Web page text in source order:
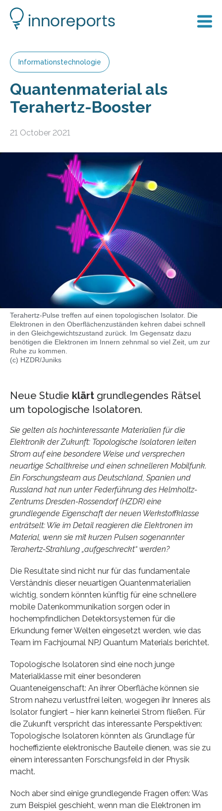
Informationstechnologie
Quantenmaterial als
Terahertz-Booster
21 October 2021
Terahertz-Pulse treffen auf einen topologischen Isolator. Die
Elektronen in den Oberflächenzuständen kehren dabei schnell
in den Gleichgewichtszustand zurück. Im Gegensatz dazu
benötigen die Elektronen im Innern zehnmal so viel Zeit, um zur
Ruhe zu kommen.
(c) HZDR/Juniks
Neue Studie klärt grundlegendes Rätsel
um topologische Isolatoren.
Sie gelten als hochinteressante Materialien für die
Elektronik der Zukunft: Topologische Isolatoren leiten
Strom auf eine besondere Weise und versprechen
neuartige Schaltkreise und einen schnelleren Mobilfunk.
Ein Forschungsteam aus Deutschland, Spanien und
Russland hat nun unter Federführung des Helmholtz-
Zentrums Dresden-Rossendorf (HZDR) eine
grundlegende Eigenschaft der neuen Werkstoffklasse
enträtselt: Wie im Detail reagieren die Elektronen im
Material, wenn sie mit kurzen Pulsen sogenannter
Terahertz-Strahlung „aufgeschreckt“ werden?
Die Resultate sind nicht nur für das fundamentale
Verständnis dieser neuartigen Quantenmaterialien
wichtig, sondern könnten künftig für eine schnellere
mobile Datenkommunikation sorgen oder in
hochempfindlichen Detektorsystemen für die
Erkundung ferner Welten eingesetzt werden, wie das
Team im Fachjournal NPJ Quantum Materials berichtet.
Topologische Isolatoren sind eine noch junge
Materialklasse mit einer besonderen
Quanteneigenschaft: An ihrer Oberfläche können sie
Strom nahezu verlustfrei leiten, wogegen ihr Inneres als
Isolator fungiert – hier kann keinerlei Strom fließen. Für
die Zukunft verspricht das interessante Perspektiven:
Topologische Isolatoren könnten als Grundlage für
hocheffiziente elektronische Bauteile dienen, was sie zu
einem interessanten Forschungsfeld in der Physik
macht.
Noch aber sind einige grundlegende Fragen offen: Was
zum Beispiel geschieht, wenn man die Elektronen im